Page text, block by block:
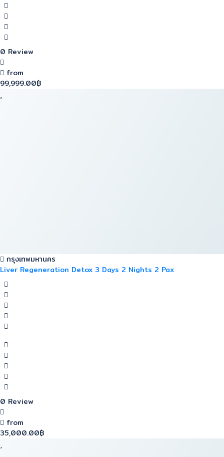
0 Review
from
99,999.00฿
กรุงเทพมหานคร
Liver Regeneration Detox 3 Days 2 Nights 2 Pax
0 Review
from
35,000.00฿